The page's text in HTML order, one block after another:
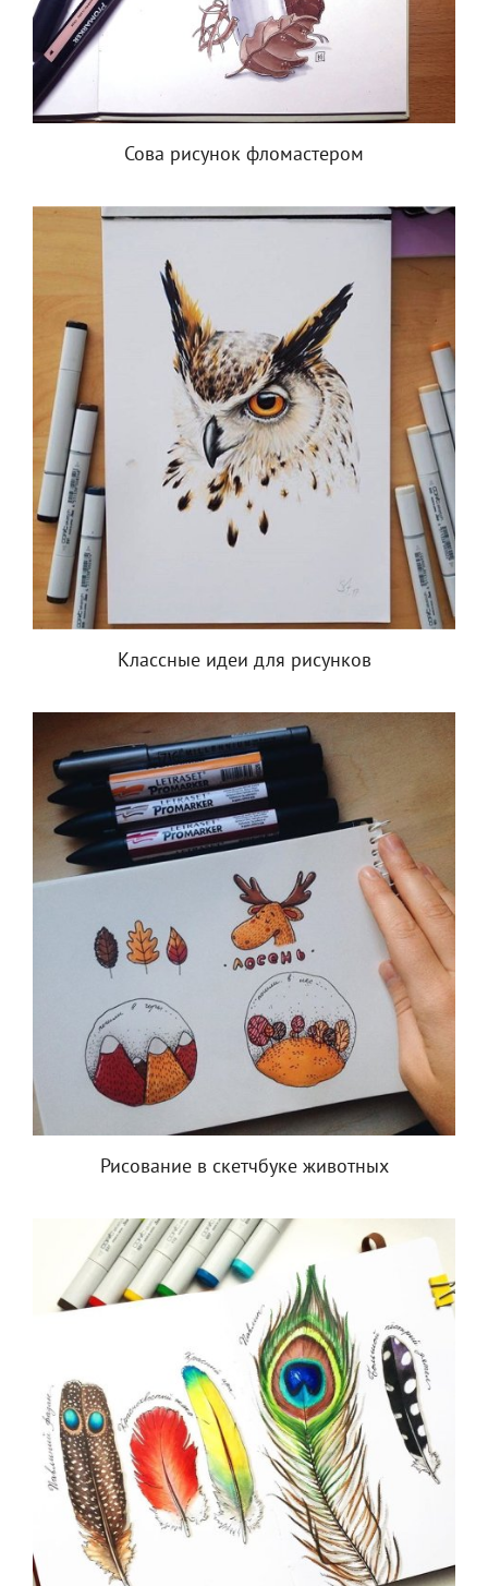
Сова рисунок фломастером
Классные идеи для рисунков
Рисование в скетчбуке животных